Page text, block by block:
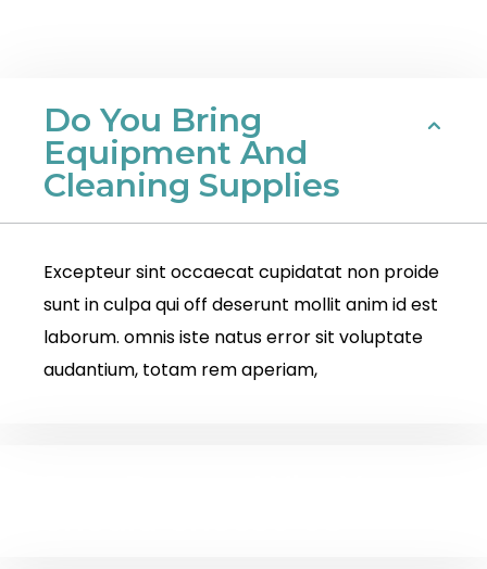
Do You Bring
Equipment And
Cleaning Supplies
Excepteur sint occaecat cupidatat non proide
sunt in culpa qui off deserunt mollit anim id est
laborum. omnis iste natus error sit voluptate
audantium, totam rem aperiam,